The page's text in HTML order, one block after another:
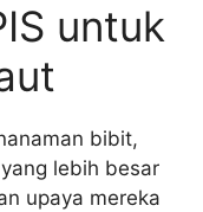
untuk
bibit,
lebih besar
upaya mereka